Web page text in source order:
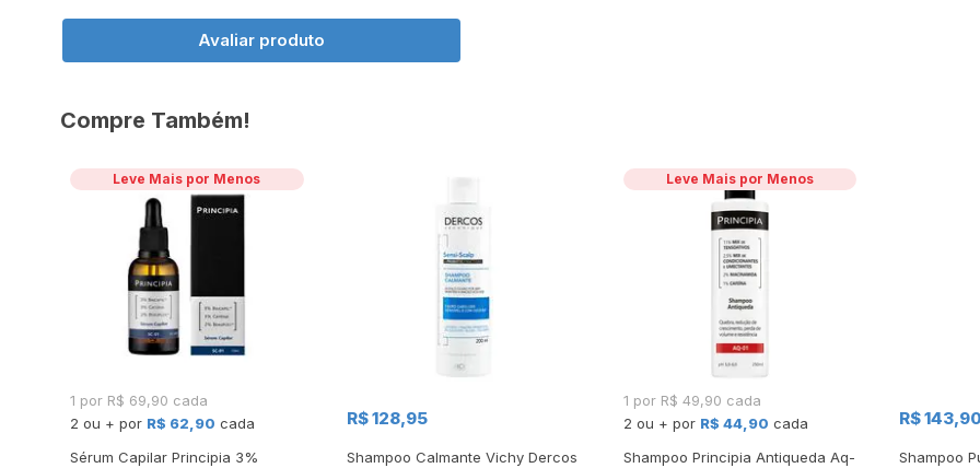
Avaliar produto
Compre Também!
Leve Mais por Menos
1 por R$ 69,90 cada
2 ou + por R$ 62,90 cada
Sérum Capilar Principia 3%
R$ 128,95
Shampoo Calmante Vichy Dercos
Leve Mais por Menos
1 por R$ 49,90 cada
2 ou + por R$ 44,90 cada
Shampoo Principia Antiqueda Aq-
R$ 143,90
Shampoo